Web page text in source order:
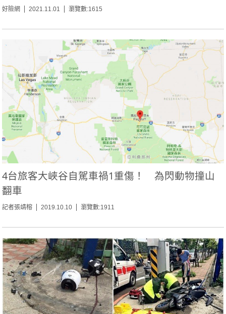
好險網 2021.11.01 瀏覽數:1615
4台旅客大峽谷自駕車禍1重傷！ 為閃動物撞山
翻車
記者張靖榕 2019.10.10 瀏覽數:1911